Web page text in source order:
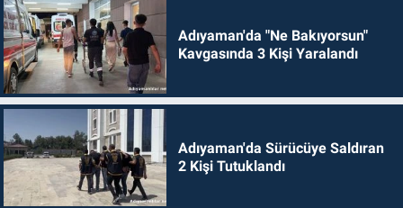
Adıyaman'da "Ne Bakıyorsun"
Kavgasında 3 Kişi Yaralandı
Adıyaman'da Sürücüye Saldıran
2 Kişi Tutuklandı